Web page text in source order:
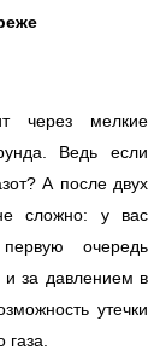
через мелкие
Ведь если
А после двух
сложно: у вас
очередь
и за давлением в
утечки